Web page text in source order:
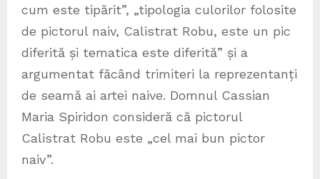
cum este tipărit”, „tipologia culorilor folosite
de pictorul naiv, Calistrat Robu, este un pic
diferită și tematica este diferită” și a
argumentat făcând trimiteri la reprezentanți
de seamă ai artei naive. Domnul Cassian
Maria Spiridon consideră că pictorul
Calistrat Robu este „cel mai bun pictor
naiv”.